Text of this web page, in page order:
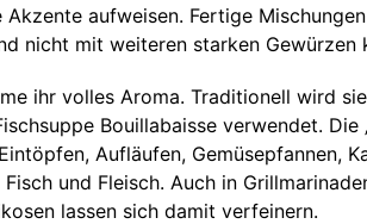
aufweisen. Fertige
nicht mit weiteren starken Gewürzen
ihr volles Aroma. Traditionell wird
Bouillabaisse verwendet. Die
Aufläufen, Gemüsepfannen,
und Fleisch. Auch in
lassen sich damit verfeinern.